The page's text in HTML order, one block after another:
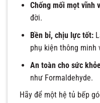
Chống mối mọt vĩnh
đời.
Bền bỉ, chịu lực tốt:
phụ kiện thông minh
An toàn cho sức
như Formaldehyde.
Hãy để một hệ tủ bếp